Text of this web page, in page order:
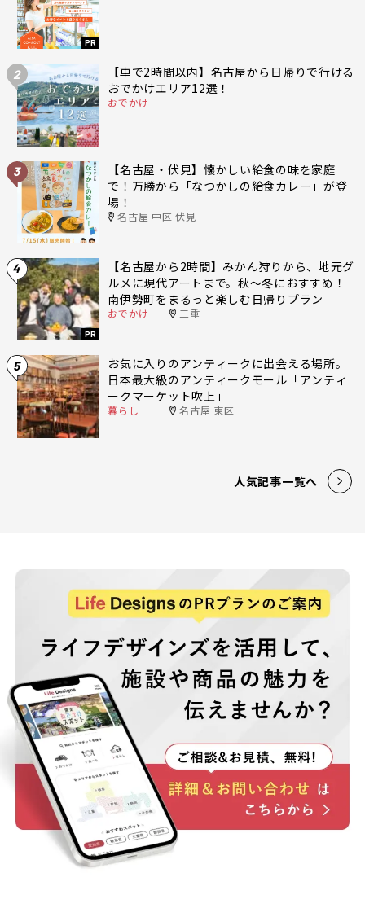
PR
2
【車で2時間以内】名古屋から日帰りで行ける
おでかけエリア12選！
おでかけ
3
【名古屋・伏見】懐かしい給食の味を家庭
で！万勝から「なつかしの給食カレー」が登
場！
名古屋 中区 伏見
4
PR
【名古屋から2時間】みかん狩りから、地元グ
ルメに現代アートまで。秋〜冬におすすめ！
南伊勢町をまるっと楽しむ日帰りプラン
おでかけ 三重
5
お気に入りのアンティークに出会える場所。
日本最大級のアンティークモール「アンティ
ークマーケット吹上」
暮らし 名古屋 東区
人気記事一覧へ